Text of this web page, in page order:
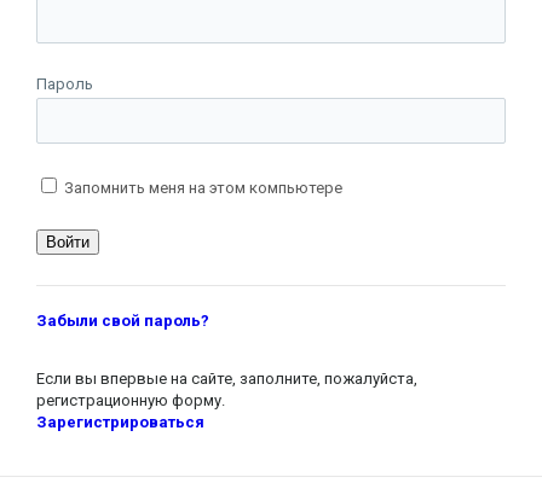
Пароль
Запомнить меня на этом компьютере
Забыли свой пароль?
Если вы впервые на сайте, заполните, пожалуйста,
регистрационную форму.
Зарегистрироваться